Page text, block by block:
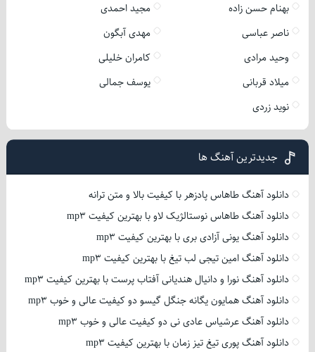
بهنام حسن زاده
مجید احمدی
ناصر عباسی
مهدی آبگون
وحید مرادی
کامران خلیلی
میلاد قربانی
یوسف جمالی
نوید زردی
جدیدترین آهنگ ها
دانلود آهنگ طاهاس پادزهر با کیفیت بالا و متن ترانه
دانلود آهنگ طاهاس نوستالژیک لاو با بهترین کیفیت mp3
دانلود آهنگ یونی آزادی بری با بهترین کیفیت mp3
دانلود آهنگ امین تیجی لب تیغ با بهترین کیفیت mp3
دانلود آهنگ نورا و دانیال هندیانی آفتاب پرست با بهترین کیفیت mp3
دانلود آهنگ همایون یگانه جنگل گیسو دو کیفیت عالی و خوب mp3
دانلود آهنگ عرشیاس عادی نی دو کیفیت عالی و خوب mp3
دانلود آهنگ پوری تیغ تیز زمان با بهترین کیفیت mp3